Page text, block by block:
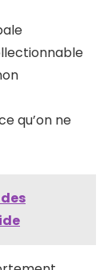
qu’on ne